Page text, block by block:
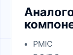
PMIC